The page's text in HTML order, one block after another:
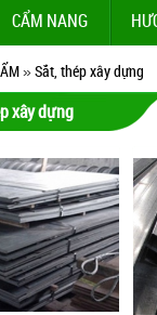
CẨM NANG
»Sắt, thép xây dựng
xây dựng